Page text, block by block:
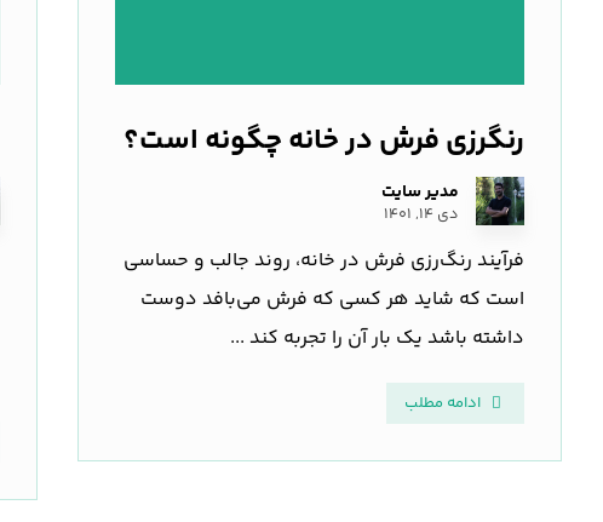
رنگرزی فرش در خانه چگونه است؟
مدیر سایت
دی ۱۴, ۱۴۰۱
فرآیند رنگ‌رزی فرش در خانه، روند جالب و حساسی
است که شاید هر کسی که فرش می‌بافد دوست
داشته باشد یک بار آن را تجربه کند ...
ادامه مطلب